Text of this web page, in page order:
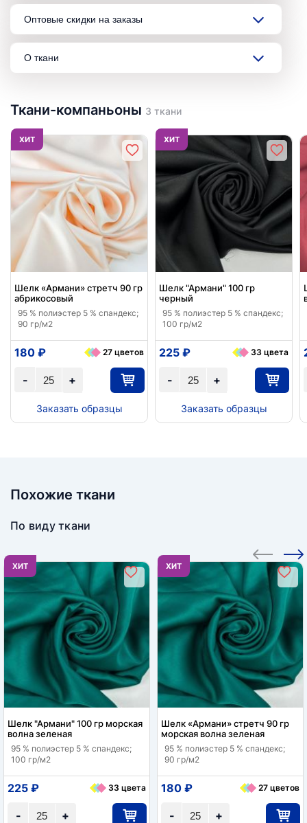
Оптовые скидки на заказы
О ткани
Ткани-компаньоны 3 ткани
ХИТ
Шелк «Армани» стретч 90 гр
абрикосовый
95 % полиэстер 5 % спандекс;
90 гр/м2
+
-
180 ₽ 27 цветов
Заказать образцы
ХИТ
Шелк "Армани" 100 гр
черный
95 % полиэстер 5 % спандекс;
100 гр/м2
+
-
225 ₽ 33 цвета
Заказать образцы
Похожие ткани
По виду ткани
ХИТ
Шелк "Армани" 100 гр морская
волна зеленая
95 % полиэстер 5 % спандекс;
100 гр/м2
+
-
225 ₽ 33 цвета
ХИТ
Шелк «Армани» стретч 90 гр
морская волна зеленая
95 % полиэстер 5 % спандекс;
90 гр/м2
+
-
180 ₽ 27 цветов